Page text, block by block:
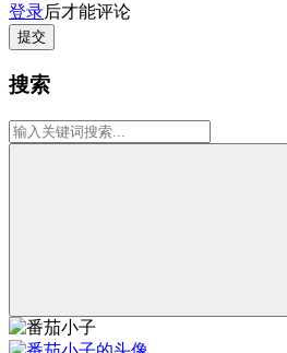
登录后才能评论
提交
搜索